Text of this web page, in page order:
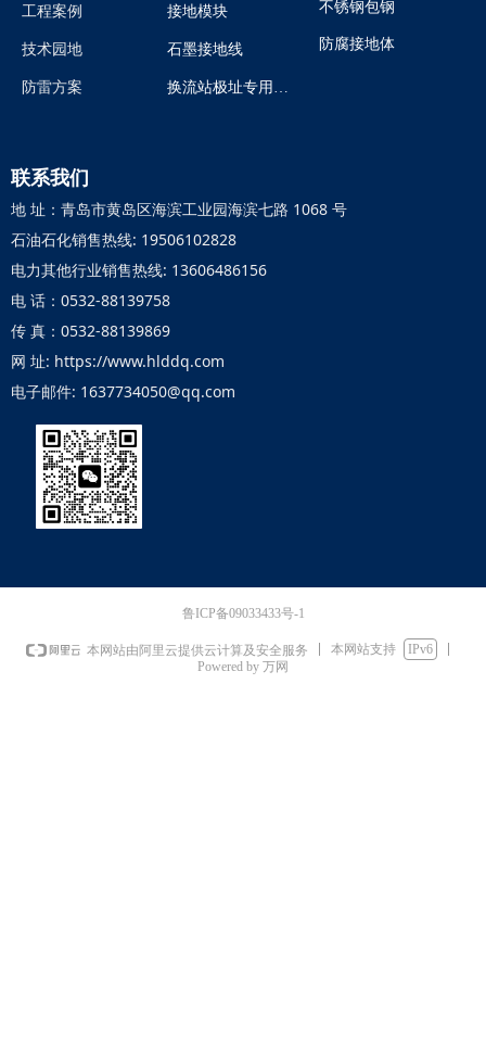
联系我们
地 址：青岛市黄岛区海滨工业园海滨七路 1068 号
石油石化销售热线: 19506102828
电力其他行业销售热线: 13606486156
电 话：0532-88139758
传 真：0532-88139869
网 址: https://www.hlddq.com
电子邮件: 1637734050@qq.com
工程案例
技术园地
防雷方案
接地模块
石墨接地线
换流站极址专用煅烧石油焦炭
不锈钢包钢
防腐接地体
鲁ICP备09033433号-1
本网站由阿里云提供云计算及安全服务 本网站支持
IPv6
Powered by 万网